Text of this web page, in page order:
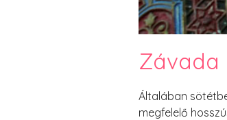
Závada
Általában
megfelelő